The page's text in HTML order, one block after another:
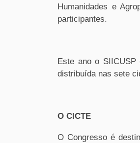
Humanidades e
participantes.
Este ano o
distribuída nas sete
O CICTE
O Congresso é